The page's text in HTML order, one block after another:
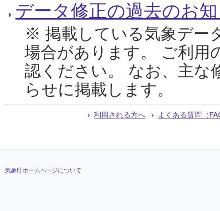
データ修正の過去のお
※ 掲載している気象デー
場合があります。 ご利用
認ください。 なお、主な
らせに掲載します。
利用される方へ よくある質問（
気象庁ホームページについて